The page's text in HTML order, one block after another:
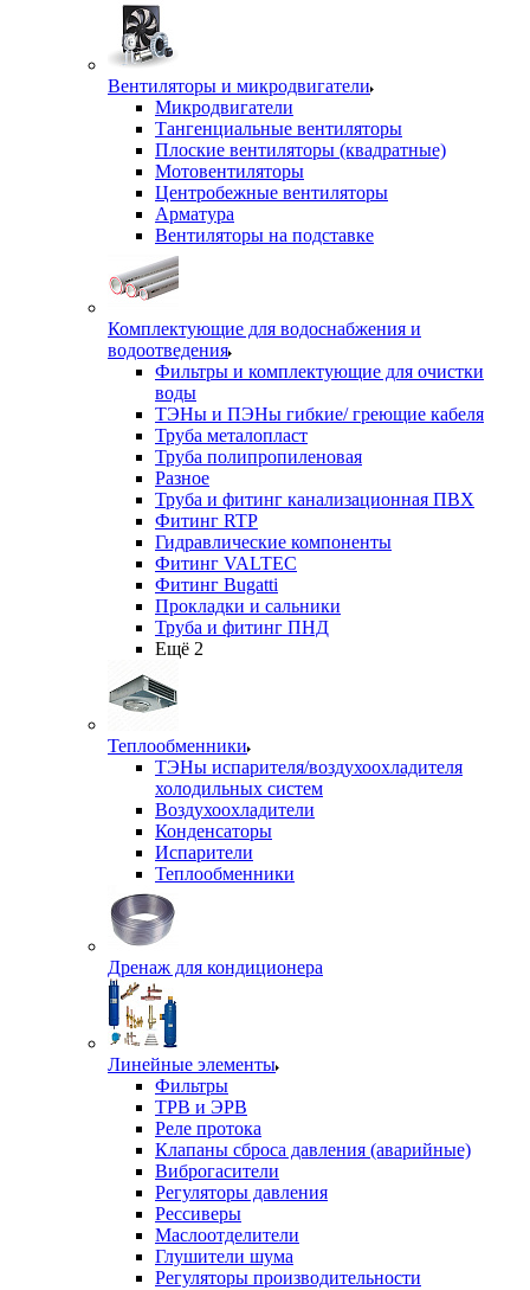
Вентиляторы и микродвигатели
Микродвигатели
Тангенциальные вентиляторы
Плоские вентиляторы (квадратные)
Мотовентиляторы
Центробежные вентиляторы
Арматура
Вентиляторы на подставке
Комплектующие для водоснабжения и
водоотведения
Фильтры и комплектующие для очистки
воды
ТЭНы и ПЭНы гибкие/ греющие кабеля
Труба металопласт
Труба полипропиленовая
Разное
Труба и фитинг канализационная ПВХ
Фитинг RTP
Гидравлические компоненты
Фитинг VALTEC
Фитинг Bugatti
Прокладки и сальники
Труба и фитинг ПНД
Ещё 2
Теплообменники
ТЭНы испарителя/воздухоохладителя
холодильных систем
Воздухоохладители
Конденсаторы
Испарители
Теплообменники
Дренаж для кондиционера
Линейные элементы
Фильтры
ТРВ и ЭРВ
Реле протока
Клапаны сброса давления (аварийные)
Виброгасители
Регуляторы давления
Рессиверы
Маслоотделители
Глушители шума
Регуляторы производительности